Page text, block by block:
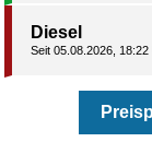
Diesel
Seit 05.08.2026, 18:22